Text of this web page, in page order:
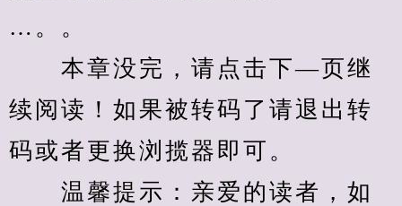
…。。
本章没完，请点击下—页继
续阅读！如果被转码了请退出转
码或者更换浏揽器即可。
温馨提示：亲爱的读者，如